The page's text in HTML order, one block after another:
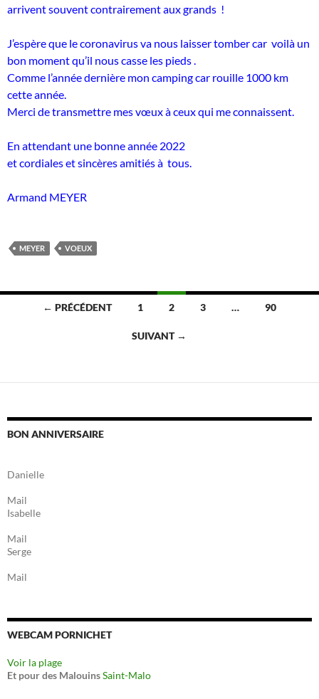
arrivent souvent contrairement aux grands !
J’espère que le coronavirus va nous laisser tomber car voilà un
bon moment qu’il nous casse les pieds .
Comme l’année dernière mon camping car rouille 1000 km
cette année.
Merci de transmettre mes vœux à ceux qui me connaissent.
En attendant une bonne année 2022
et cordiales et sincères amitiés à tous.
Armand MEYER
MEYER VOEUX
Navigation
← PRÉCÉDENT 1 2 3 … 90
SUIVANT →
BON ANNIVERSAIRE
Danielle
Mail
Isabelle
Mail
Serge
Mail
WEBCAM PORNICHET
Voir la plage
Et pour des MalouinsSaint-Malo